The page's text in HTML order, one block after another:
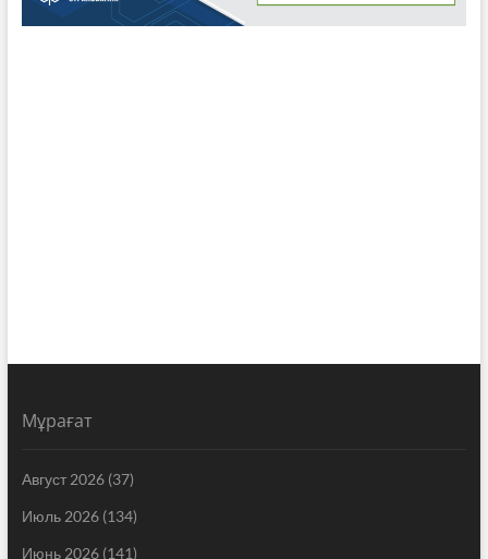
Мұрағат
Август 2026(37)
Июль 2026(134)
Июнь 2026(141)